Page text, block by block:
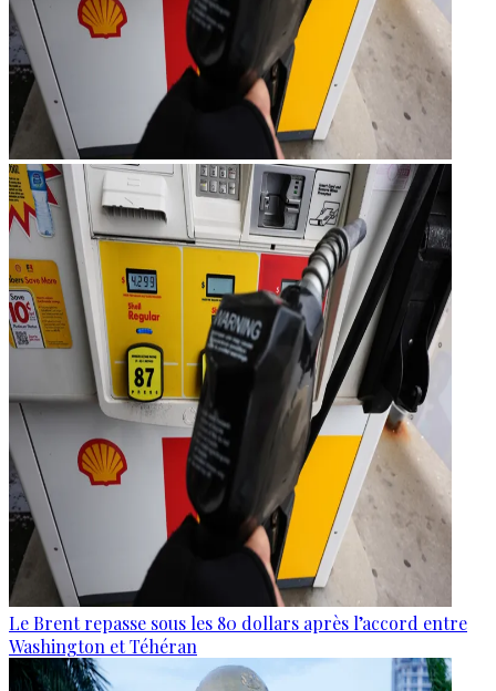
Le Brent repasse sous les 80 dollars après l’accord entre
Washington et Téhéran